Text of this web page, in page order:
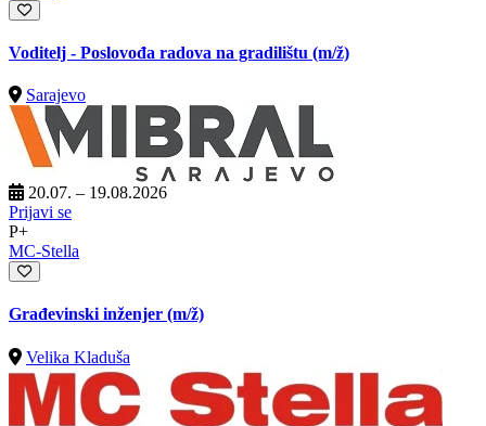
Voditelj - Poslovođa radova na gradilištu (m/ž)
Sarajevo
20.07. – 19.08.2026
Prijavi se
P+
MC-Stella
Građevinski inženjer (m/ž)
Velika Kladuša